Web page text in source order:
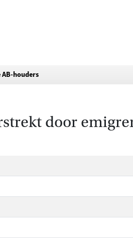
houders
door